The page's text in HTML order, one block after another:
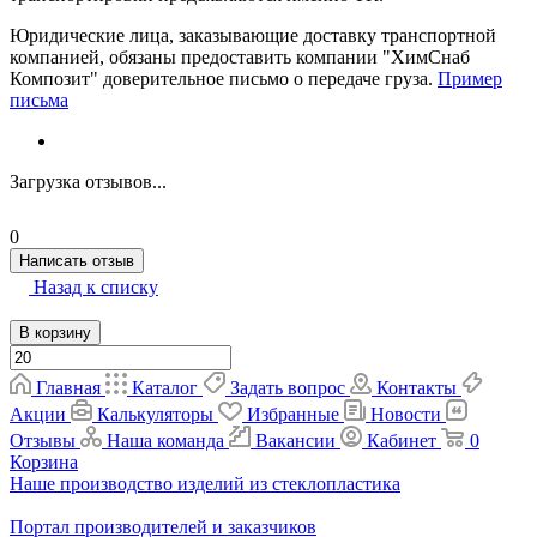
Юридические лица, заказывающие доставку транспортной
компанией, обязаны предоставить компании "ХимСнаб
Композит" доверительное письмо о передаче груза. Пример
письма
Загрузка отзывов...
0
Написать отзыв
Назад к списку
В корзину
Главная Каталог Задать вопрос
Контакты
Акции
Калькуляторы Избранные
Новости
Отзывы
Наша команда Вакансии Кабинет
0
Корзина
Наше производство изделий из стеклопластика
Портал производителей и заказчиков